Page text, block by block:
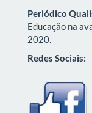
Periódico
Educação na
2020.
Redes Sociais: